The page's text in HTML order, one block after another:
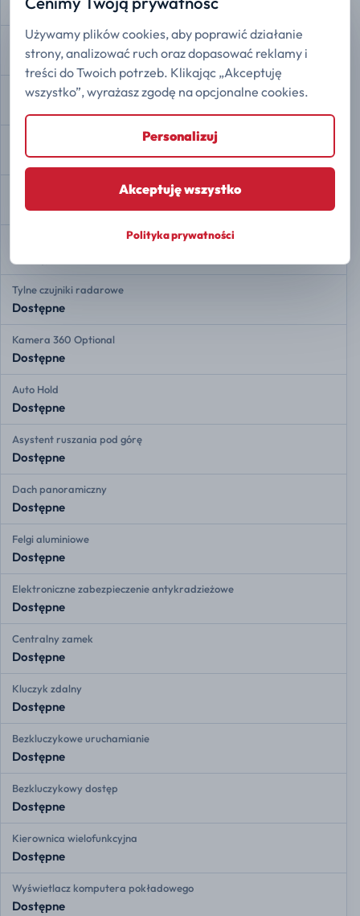
Dostępne
Przypomnienie o pasach bezpieczeństwa
Dostępne
Rozdział siły hamowania EBD
Dostępne
Dostępne
Stabilizacja toru jazdy ESP
Tylne czujniki radarowe
Dostępne
Kamera 360 Optional
Dostępne
Auto Hold
Dostępne
Asystent ruszania pod górę
Dostępne
Dach panoramiczny
Dostępne
Felgi aluminiowe
Dostępne
Elektroniczne zabezpieczenie antykradzieżowe
Dostępne
Centralny zamek
Dostępne
Kluczyk zdalny
Dostępne
Bezkluczykowe uruchamianie
Dostępne
Bezkluczykowy dostęp
Dostępne
Kierownica wielofunkcyjna
Dostępne
Wyświetlacz komputera pokładowego
Dostępne
Używamy plików cookies, aby poprawić działanie
strony, analizować ruch oraz dopasować reklamy i
treści do Twoich potrzeb. Klikając „Akceptuję
wszystko”, wyrażasz zgodę na opcjonalne cookies.
Personalizuj
Akceptuję wszystko
Polityka prywatności